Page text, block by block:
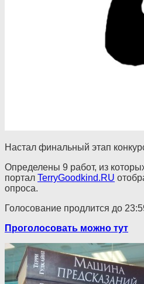
Настал финальный этап
Определены 9 работ, из
портал TerryGoodkind.RU
опроса.
Голосование продлится до
Проголосовать можно тут